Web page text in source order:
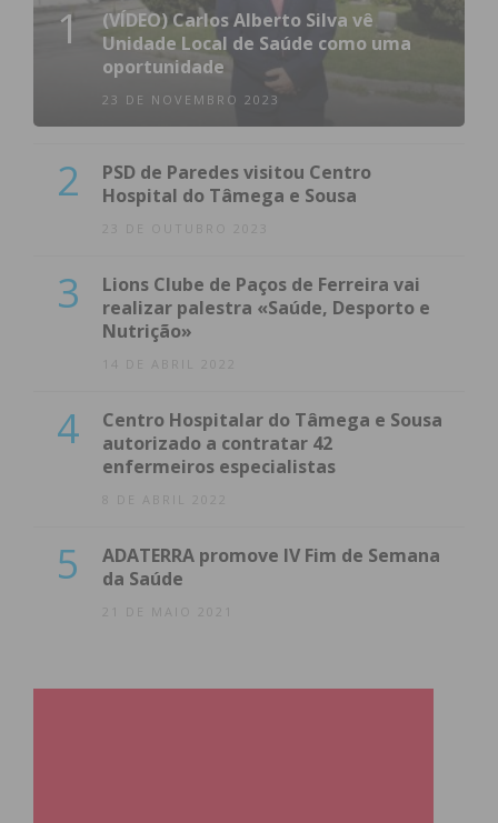
1
(VÍDEO) Carlos Alberto Silva vê
Unidade Local de Saúde como uma
oportunidade
23 DE NOVEMBRO 2023
2
PSD de Paredes visitou Centro
Hospital do Tâmega e Sousa
23 DE OUTUBRO 2023
3
Lions Clube de Paços de Ferreira vai
realizar palestra «Saúde, Desporto e
Nutrição»
14 DE ABRIL 2022
4
Centro Hospitalar do Tâmega e Sousa
autorizado a contratar 42
enfermeiros especialistas
8 DE ABRIL 2022
5
ADATERRA promove IV Fim de Semana
da Saúde
21 DE MAIO 2021